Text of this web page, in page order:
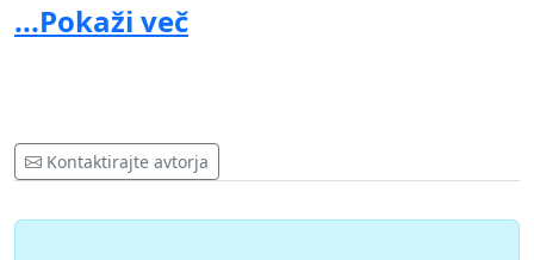
3. da predlagate, naj Al Hudayda čim prej postane
zadostna humanitarna pomoč, kar bo preprečilo lakoto
in množično umiranje;
...Pokaži več
Kontaktirajte avtorja